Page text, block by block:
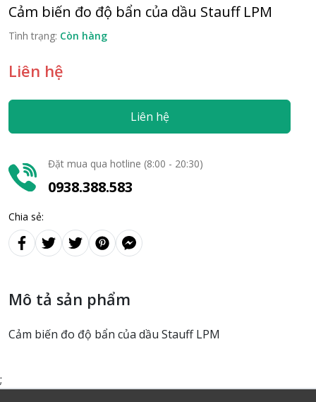
Cảm biến đo độ bẩn của dầu Stauff LPM
Tình trạng: Còn hàng
Liên hệ
Liên hệ
Đặt mua qua hotline (8:00 - 20:30)
0938.388.583
Chia sẻ:
Mô tả sản phẩm
Cảm biến đo độ bẩn của dầu Stauff LPM
;